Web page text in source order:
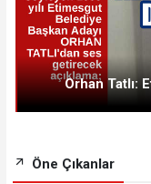
Orhan Tatlı:
Öne Çıkanlar